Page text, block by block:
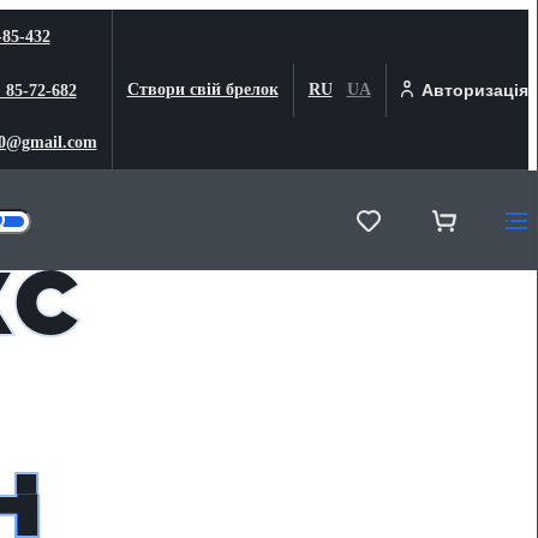
432
85-72-682 Створи свій брелок RU UA Авторизація